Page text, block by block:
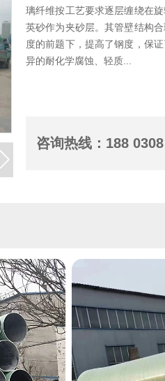
璃纤维按工艺要求逐层缠绕在
英砂作为夹砂层。其管壁结构
度的前题下，提高了钢度，保
异的耐化学腐蚀、轻质...
咨询热线： 188